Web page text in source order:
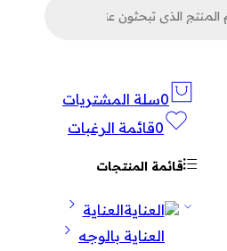
0سلة المشتريات
0قائمة الرغبات
قائمة المنتجات
العناية
العناية بالوجه